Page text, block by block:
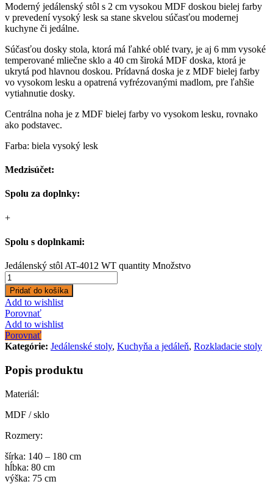
Moderný jedálenský stôl s 2 cm vysokou MDF doskou bielej farby
v prevedení vysoký lesk sa stane skvelou súčasťou modernej
kuchyne či jedálne.
Súčasťou dosky stola, ktorá má ľahké oblé tvary, je aj 6 mm vysoké
temperované mliečne sklo a 40 cm široká MDF doska, ktorá je
ukrytá pod hlavnou doskou. Prídavná doska je z MDF bielej farby
vo vysokom lesku a opatrená vyfrézovanými madlom, pre ľahšie
vytiahnutie dosky.
Centrálna noha je z MDF bielej farby vo vysokom lesku, rovnako
ako podstavec.
Farba: biela vysoký lesk
Medzisúčet:
Spolu za doplnky:
+
Spolu s doplnkami:
Jedálenský stôl AT-4012 WT quantity Množstvo
Pridať do košíka
Add to wishlist
Porovnať
Add to wishlist
Porovnať
Kategórie: Jedálenské stoly, Kuchyňa a jedáleň, Rozkladacie stoly
Popis produktu
Materiál:
MDF / sklo
Rozmery:
šírka: 140 – 180 cm
hĺbka: 80 cm
výška: 75 cm